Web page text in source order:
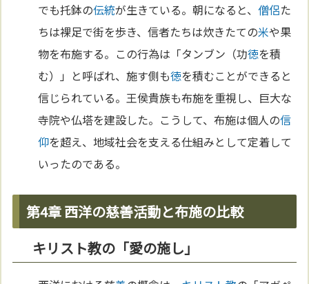
でも托鉢の伝統が生きている。朝になると、僧侶た
ちは裸足で街を歩き、信者たちは炊きたての米や果
物を布施する。この行為は「タンブン（功徳を積
む）」と呼ばれ、施す側も徳を積むことができると
信じられている。王侯貴族も布施を重視し、巨大な
寺院や仏塔を建設した。こうして、布施は個人の信
仰を超え、地域社会を支える仕組みとして定着して
いったのである。
第4章 西洋の慈善活動と布施の比較
キリスト教の「愛の施し」